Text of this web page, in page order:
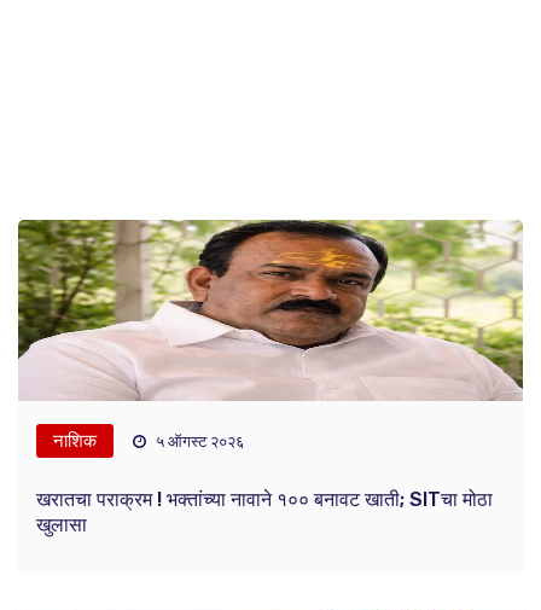
नाशिक ५ ऑगस्ट २०२६
खरातचा पराक्रम ! भक्तांच्या नावाने १०० बनावट खाती; SITचा मोठा
खुलासा